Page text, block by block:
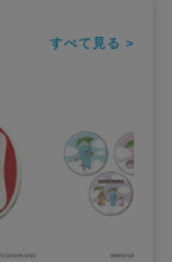
すべて見る >